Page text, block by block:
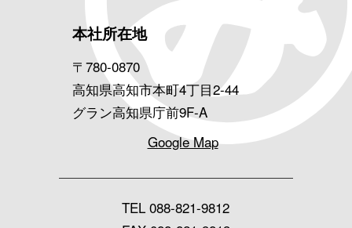
本社所在地
〒780-0870
高知県高知市本町4丁目2-44
グラン高知県庁前9F-A
Google Map
TEL088-821-9812